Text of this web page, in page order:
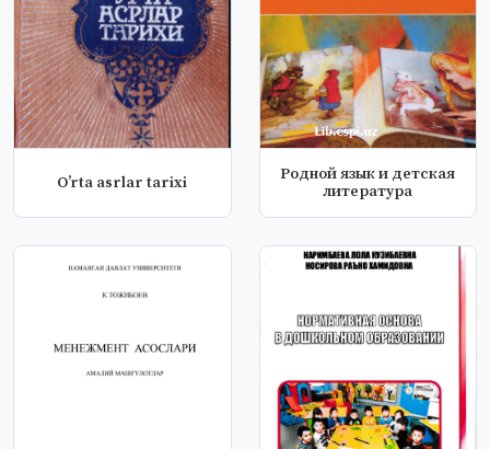
Oʼrta asrlar tarixi
Pодной язык и детская
литература